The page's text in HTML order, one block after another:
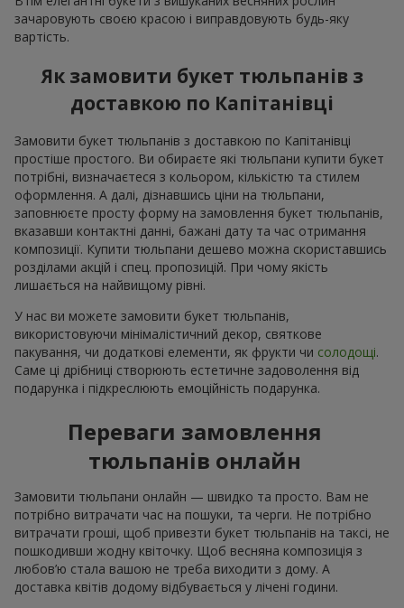
зачаровують своєю красою і виправдовують будь-яку
вартість.
Як замовити букет тюльпанів з
доставкою по Капітанівці
Замовити букет тюльпанів з доставкою по Капітанівці
простіше простого. Ви обираєте які тюльпани купити букет
потрібні, визначаєтеся з кольором, кількістю та стилем
оформлення. А далі, дізнавшись ціни на тюльпани,
заповнюєте просту форму на замовлення букет тюльпанів,
вказавши контактні данні, бажані дату та час отримання
композиції. Купити тюльпани дешево можна скориставшись
розділами акцій і спец. пропозицій. При чому якість
лишається на найвищому рівні.
У нас ви можете замовити букет тюльпанів,
використовуючи мінімалістичний декор, святкове
пакування, чи додаткові елементи, як фрукти чи солодощі.
Саме ці дрібниці створюють естетичне задоволення від
подарунка і підкреслюють емоційність подарунка.
Переваги замовлення
тюльпанів онлайн
Замовити тюльпани онлайн — швидко та просто. Вам не
потрібно витрачати час на пошуки, та черги. Не потрібно
витрачати гроші, щоб привезти букет тюльпанів на таксі, не
пошкодивши жодну квіточку. Щоб весняна композиція з
любов’ю стала вашою не треба виходити з дому. А
доставка квітів додому відбувається у лічені години.